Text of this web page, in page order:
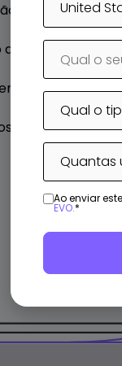
equipe
Ao enviar
EVO.*